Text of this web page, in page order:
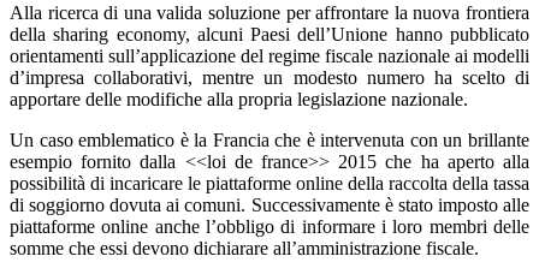
Alla ricerca di una valida soluzione per affrontare la nuova frontiera
della sharing economy, alcuni Paesi dell’Unione hanno pubblicato
orientamenti sull’applicazione del regime fiscale nazionale ai modelli
d’impresa collaborativi, mentre un modesto numero ha scelto di
apportare delle modifiche alla propria legislazione nazionale.
Un caso emblematico è la Francia che è intervenuta con un brillante
esempio fornito dalla <<loi de france>> 2015 che ha aperto alla
possibilità di incaricare le piattaforme online della raccolta della tassa
di soggiorno dovuta ai comuni. Successivamente è stato imposto alle
piattaforme online anche l’obbligo di informare i loro membri delle
somme che essi devono dichiarare all’amministrazione fiscale.